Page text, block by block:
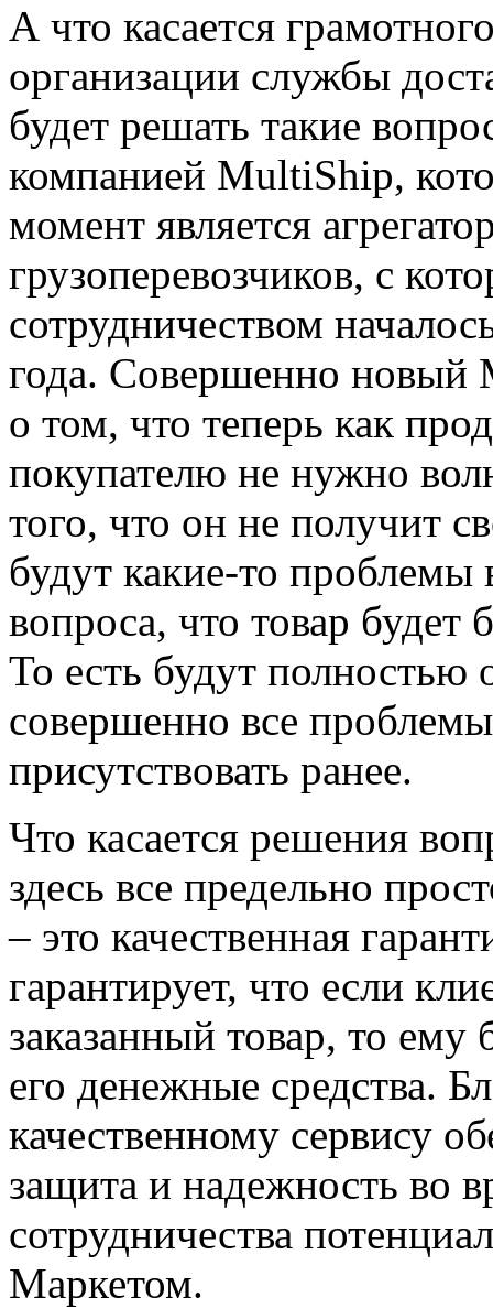
А что касается
организации службы
будет решать такие
компанией MultiShip,
момент является
грузоперевозчиков, с
сотрудничеством
года. Совершенно новый
о том, что теперь как
покупателю не нужно
того, что он не получит
будут какие-то
вопроса, что товар будет
То есть будут полностью
совершенно все
присутствовать ранее.
Что касается решения
здесь все предельно
– это качественная
гарантирует, что если
заказанный товар, то ему
его денежные средства.
качественному сервису
защита и надежность во
сотрудничества
Маркетом.